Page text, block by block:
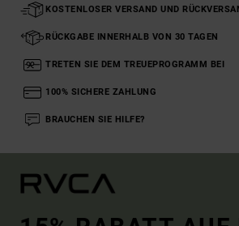
KOSTENLOSER VERSAND UND
RÜCKGABE INNERHALB VON 30 TAGEN
TRETEN SIE DEM TREUEPROGRAMM BEI
100% SICHERE ZAHLUNG
BRAUCHEN SIE HILFE?